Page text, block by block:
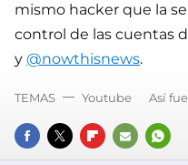
mismo hacker que la
control de las cuentas
y @nowthisnews.
FACEBOOK
TWITTERFLIPBOARD
E-
TEMAS Youtube Así fue